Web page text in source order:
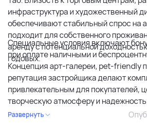
инфраструктура и художественный
обеспечивают стабильный спрос на
подходит для собственного
аренду с потенциальной
годовых.
Специальные условия включают
при оплате наличными и
Концепция арт-галереи, pet-friendly
репутация застройщика делают
привлекательным для покупателей,
творческую атмосферу и
Развернуть